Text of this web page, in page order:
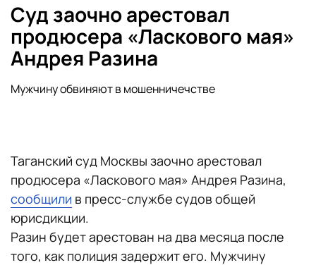
Суд заочно арестовал
продюсера «Ласкового мая»
Андрея Разина
Мужчину обвиняют в мошенничечстве
Таганский суд Москвы заочно арестовал
продюсера «Ласкового мая» Андрея Разина,
сообщили в пресс-службе судов общей
юрисдикции.
Разин будет арестован на два месяца после
того, как полиция задержит его. Мужчину